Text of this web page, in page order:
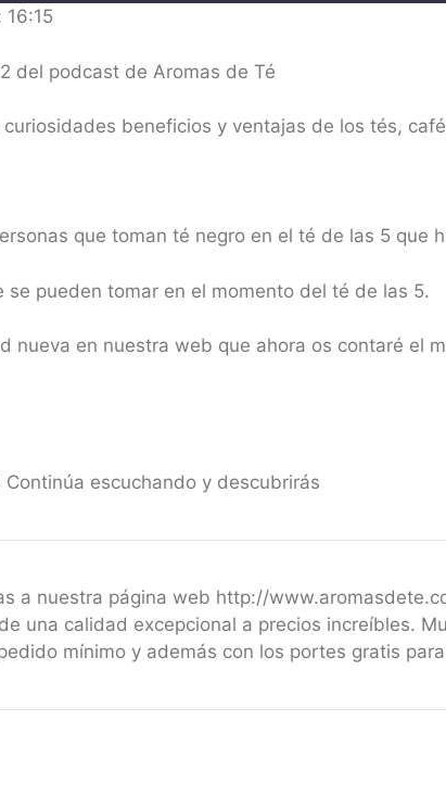
16:15
del podcast de Aromas de Té
beneficios y ventajas de los tés,
que toman té negro en el té de las 5 que
pueden tomar en el momento del té de las 5.
nueva en nuestra web que ahora os contaré el
escuchando y descubrirás
a nuestra página web http://
una calidad excepcional a precios increíbles.
mínimo y además con los portes gratis